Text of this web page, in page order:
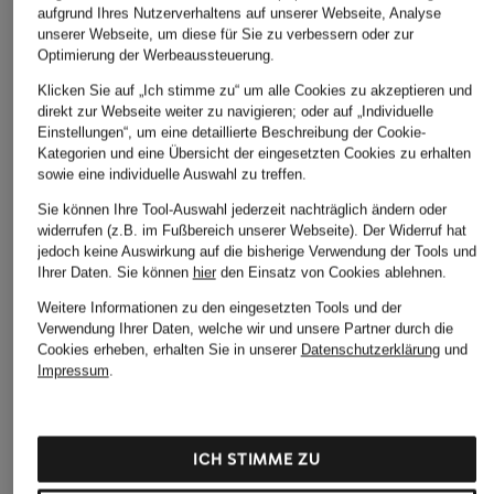
FJÄLLRÄVEN
Gürteltasche HIGH
COAST
59,95 €
AEVOR
Gürteltasche HIP
BAG
29,99 €
+Aktionsrabatt
KAPTEN & SON
64,99 €
Bestpreis:55,24 €
Ursprünglich:89,99 €
aufgrund Ihres Nutzerverhaltens auf unserer Webseite, Analyse
unserer Webseite, um diese für Sie zu verbessern oder zur
Optimierung der Werbeaussteuerung.
Klicken Sie auf „Ich stimme zu“ um alle Cookies zu akzeptieren und
direkt zur Webseite weiter zu navigieren; oder auf „Individuelle
Einstellungen“, um eine detaillierte Beschreibung der Cookie-
Kategorien und eine Übersicht der eingesetzten Cookies zu erhalten
sowie eine individuelle Auswahl zu treffen.
Sie können Ihre Tool-Auswahl jederzeit nachträglich ändern oder
widerrufen (z.B. im Fußbereich unserer Webseite). Der Widerruf hat
jedoch keine Auswirkung auf die bisherige Verwendung der Tools und
Ihrer Daten. Sie können hierden Einsatz von Cookies ablehnen.
Weitere Informationen zu den eingesetzten Tools und der
Verwendung Ihrer Daten, welche wir und unsere Partner durch die
Cookies erheben, erhalten Sie in unserer Datenschutzerklärungund
Impressum.
ICH STIMME ZU